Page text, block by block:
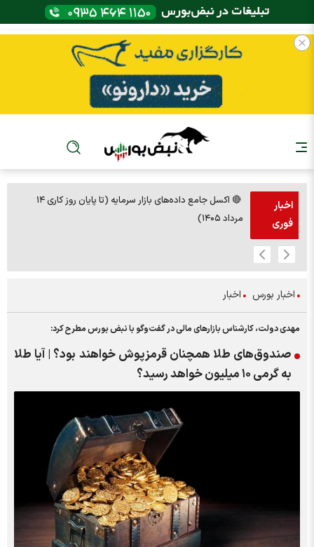
اخبار
فوری
🔴 اکسل جامع داده‌های بازار سرمایه (تا پایان روز کاری ۱۴
مرداد ۱۴۰۵)
اخبار بورس اخبار
مهدی دولت، کارشناس بازار‌های مالی در گفت‌و‌گو با نبض بورس مطرح کرد:
صندوق‌های طلا همچنان قرمزپوش خواهند بود؟ | آیا طلا
به گرمی ۱۰ میلیون خواهد رسید؟